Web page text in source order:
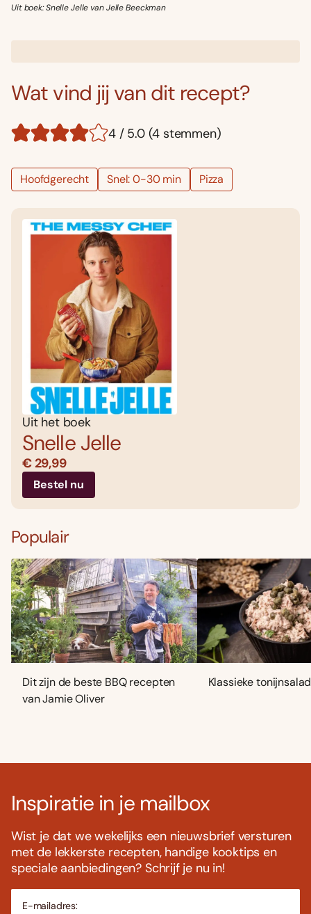
Uit boek: Snelle Jelle van Jelle Beeckman
Wat vind jij van dit recept?
4 / 5.0 (4 stemmen)
Hoofdgerecht Snel: 0-30 min Pizza
Uit het boek
Snelle Jelle
€ 29,99
Bestel nu
Populair
Dit zijn de beste BBQ recepten
van Jamie Oliver
Klassieke
Inspiratie in je mailbox
Wist je dat we wekelijks een nieuwsbrief versturen
met de lekkerste recepten, handige kooktips en
speciale aanbiedingen? Schrijf je nu in!
E-mailadres: